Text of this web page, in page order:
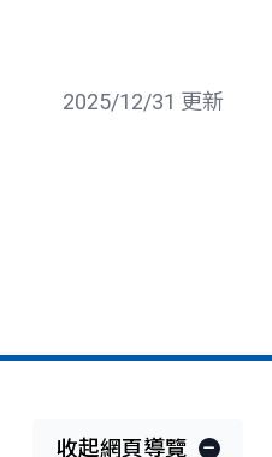
2025/12/31 更新
收起網頁導覽